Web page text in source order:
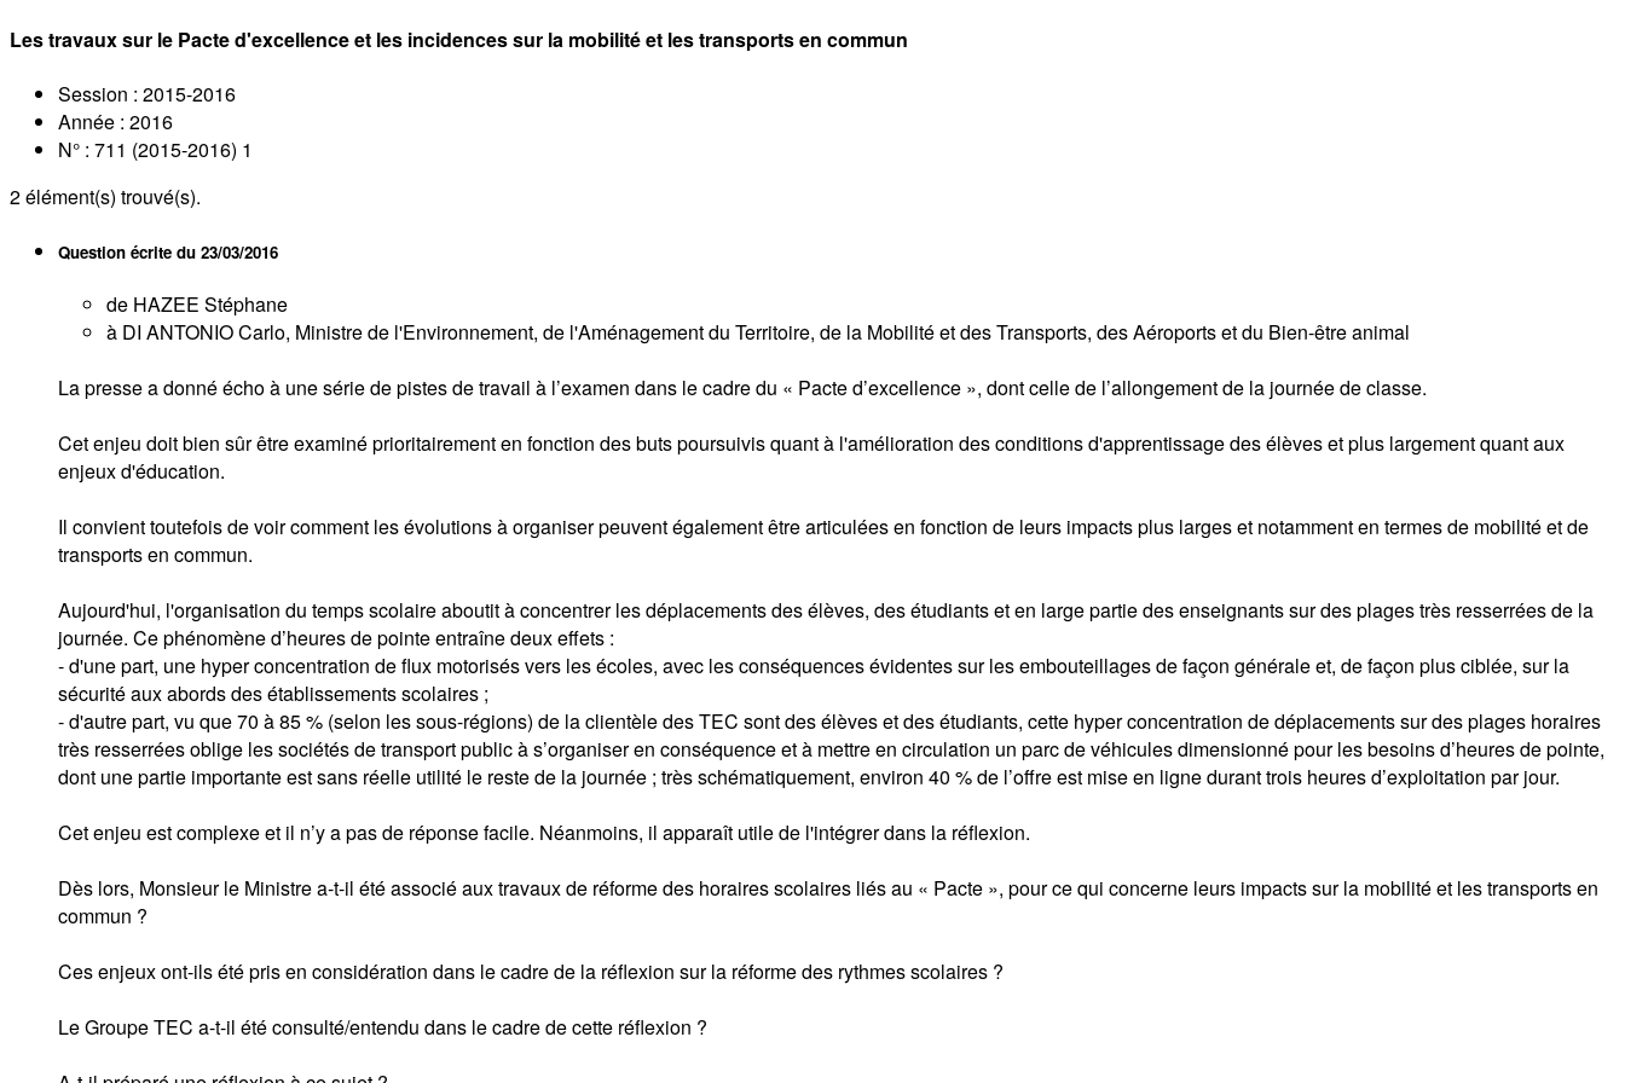
Les travaux sur le Pacte d'excellence et les incidences sur la mobilité et les transports en commun
Session : 2015-2016
Année : 2016
N° : 711 (2015-2016) 1
2élément(s) trouvé(s).
Question écrite du 23/03/2016
de HAZEE Stéphane
à DI ANTONIO Carlo, Ministre de l'Environnement, de l'Aménagement du Territoire, de la Mobilité et des Transports, des Aéroports et du Bien-être animal
La presse a donné écho à une série de pistes de travail à l’examen dans le cadre du « Pacte d’excellence », dont celle de l’allongement de la journée de classe.
Cet enjeu doit bien sûr être examiné prioritairement en fonction des buts poursuivis quant à l'amélioration des conditions d'apprentissage des élèves et plus largement quant aux
enjeux d'éducation.
Il convient toutefois de voir comment les évolutions à organiser peuvent également être articulées en fonction de leurs impacts plus larges et notamment en termes de mobilité et de
transports en commun.
Aujourd'hui, l'organisation du temps scolaire aboutit à concentrer les déplacements des élèves, des étudiants et en large partie des enseignants sur des plages très resserrées de la
journée. Ce phénomène d’heures de pointe entraîne deux effets :
- d'une part, une hyper concentration de flux motorisés vers les écoles, avec les conséquences évidentes sur les embouteillages de façon générale et, de façon plus ciblée, sur la
sécurité aux abords des établissements scolaires ;
- d'autre part, vu que 70 à 85 % (selon les sous-régions) de la clientèle des TEC sont des élèves et des étudiants, cette hyper concentration de déplacements sur des plages horaires
très resserrées oblige les sociétés de transport public à s’organiser en conséquence et à mettre en circulation un parc de véhicules dimensionné pour les besoins d’heures de pointe,
dont une partie importante est sans réelle utilité le reste de la journée ; très schématiquement, environ 40 % de l’offre est mise en ligne durant trois heures d’exploitation par jour.
Cet enjeu est complexe et il n’y a pas de réponse facile. Néanmoins, il apparaît utile de l'intégrer dans la réflexion.
Dès lors, Monsieur le Ministre a-t-il été associé aux travaux de réforme des horaires scolaires liés au « Pacte », pour ce qui concerne leurs impacts sur la mobilité et les transports en
commun ?
Ces enjeux ont-ils été pris en considération dans le cadre de la réflexion sur la réforme des rythmes scolaires ?
Le Groupe TEC a-t-il été consulté/entendu dans le cadre de cette réflexion ?